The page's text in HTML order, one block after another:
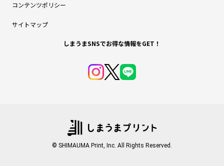
コンテンツポリシー
サイトマップ
しまうまSNSでお得な情報をGET！
© SHIMAUMA Print, Inc. All Rights Reserved.